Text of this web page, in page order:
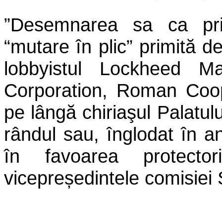
”Desemnarea sa ca
“mutare în plic” primită
lobbyistul Lockheed
Corporation, Roman
pe lângă chiriaşul
rândul sau, înglodat în
în favoarea
vicepreședintele comisiei